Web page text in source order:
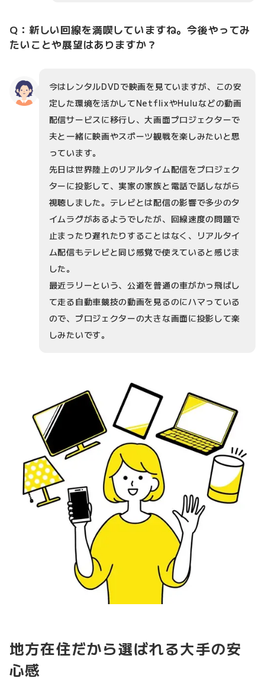
Q：新しい回線を満喫していますね。今後やってみ
たいことや展望はありますか？
今はレンタルDVDで映画を見ていますが、この安
定した環境を活かしてNetflixやHuluなどの動画
配信サービスに移行し、大画面プロジェクターで
夫と一緒に映画やスポーツ観戦を楽しみたいと思
っています。
先日は世界陸上のリアルタイム配信をプロジェク
ターに投影して、実家の家族と電話で話しながら
視聴しました。テレビとは配信の影響で多少のタ
イムラグがあるようでしたが、回線速度の問題で
止まったり遅れたりすることはなく、リアルタイ
ム配信もテレビと同じ感覚で使えていると感じま
した。
最近ラリーという、公道を普通の車がかっ飛ばし
て走る自動車競技の動画を見るのにハマっている
ので、プロジェクターの大きな画面に投影して楽
しみたいです。
地方在住だから選ばれる大手の安
心感